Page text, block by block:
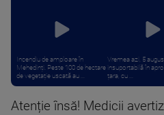
Incendiu de amploare în
Mehedinți. Peste 100 de hectare
de vegetație uscată au ...
Vremea azi, 5
insuportabilă în
țara, cu ...
Atenție însă! Medicii